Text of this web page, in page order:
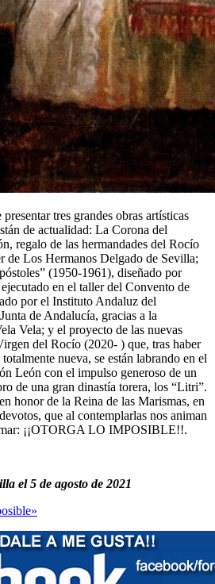
tres grandes obras artísticas
de actualidad: La Corona del
regalo de las hermandades del Rocío
de Los Hermanos Delgado de Sevilla;
(1950-1961), diseñado por
en el taller del Convento de
por el Instituto Andaluz del
de Andalucía, gracias a la
Vela; y el proyecto de las nuevas
del Rocío (2020- ) que, tras haber
nueva, se están labrando en el
León con el impulso generoso de un
de una gran dinastía torera, los “Litri”.
honor de la Reina de las Marismas, en
que al contemplarlas nos animan
¡¡OTORGA LO IMPOSIBLE!!.
el 5 de agosto de 2021